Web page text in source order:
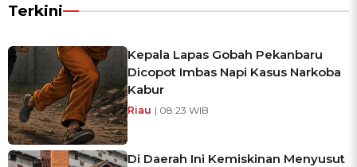
Terkini
Kepala Lapas Gobah Pekanbaru
Dicopot Imbas Napi Kasus Narkoba
Kabur
Riau | 08:23 WIB
Di Daerah Ini Kemiskinan Menyusut